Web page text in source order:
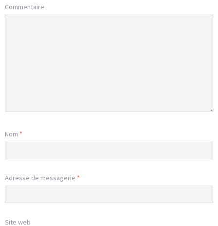
Commentaire
Nom *
Adresse de messagerie *
Site web